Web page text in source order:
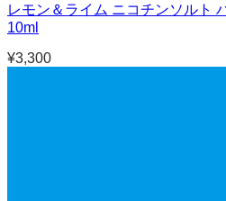
レモン＆ライム ニコチンソルト
10ml
¥3,300